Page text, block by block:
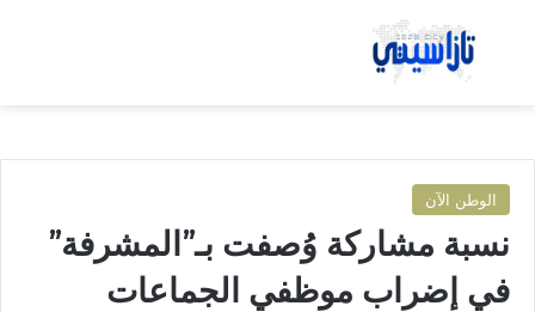
بحث عن
الوطن الآن
نسبة مشاركة وُصفت بـ”المشرفة”
في إضراب موظفي الجماعات